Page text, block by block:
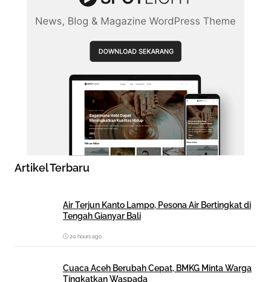
Artikel Terbaru
Air Terjun Kanto Lampo, Pesona Air Bertingkat di
Tengah Gianyar Bali
20 hours ago
Cuaca Aceh Berubah Cepat, BMKG Minta Warga
Tingkatkan Waspada